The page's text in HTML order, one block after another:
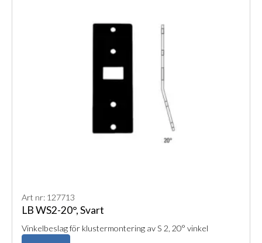
Art nr: 127713
LB WS2-20°, Svart
Vinkelbeslag för klustermontering av S 2, 20° vinkel